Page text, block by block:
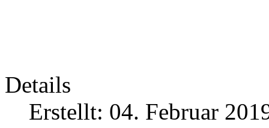
Details
Erstellt: 04. Februar